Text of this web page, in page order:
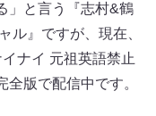
」と言う『志村&鶴
ル』ですが、現在、
ナイ 元祖英語禁止
版で配信中です。